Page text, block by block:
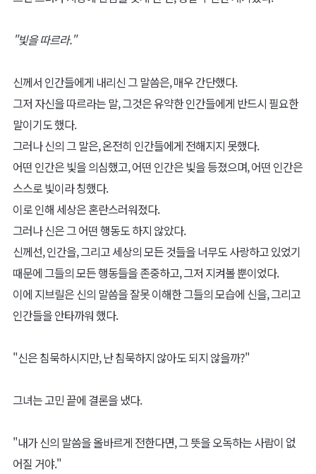
"빛을 따르라."
신께서 인간들에게 내리신 그 말씀은, 매우 간단했다.
그저 자신을 따르라는 말, 그것은 유약한 인간들에게 반드시 필요한
말이기도 했다.
그러나 신의 그 말은, 온전히 인간들에게 전해지지 못했다.
어떤 인간은 빛을 의심했고, 어떤 인간은 빛을 등졌으며, 어떤 인간은
스스로 빛이라 칭했다.
이로 인해 세상은 혼란스러워졌다.
그러나 신은 그 어떤 행동도 하지 않았다.
신께선, 인간을, 그리고 세상의 모든 것들을 너무도 사랑하고 있었기
때문에 그들의 모든 행동들을 존중하고, 그저 지켜볼 뿐이었다.
이에 지브릴은 신의 말씀을 잘못 이해한 그들의 모습에 신을, 그리고
인간들을 안타까워 했다.
"신은 침묵하시지만, 난 침묵하지 않아도 되지 않을까?"
그녀는 고민 끝에 결론을 냈다.
"내가 신의 말씀을 올바르게 전한다면, 그 뜻을 오독하는 사람이 없
어질 거야."